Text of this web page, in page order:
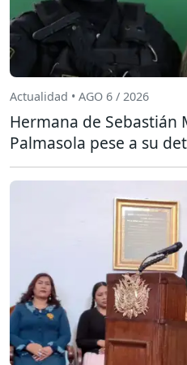
Actualidad • AGO 6 / 2026
Hermana de Sebastián
Palmasola pese a su